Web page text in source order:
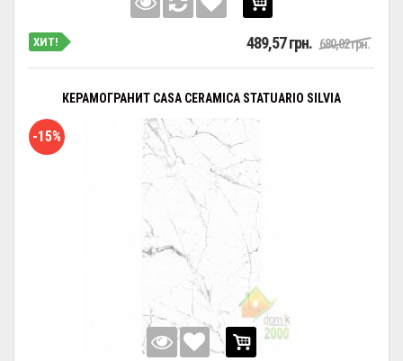
ХИТ! 489,57 грн. 680,02 грн.
КЕРАМОГРАНИТ CASA CERAMICA STATUARIO SILVIA
-15%